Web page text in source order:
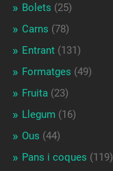
Bolets (25)
Carns (78)
Entrant(131)
Formatges (49)
Fruita (23)
Llegum (16)
Ous (44)
Pans i coques (119)